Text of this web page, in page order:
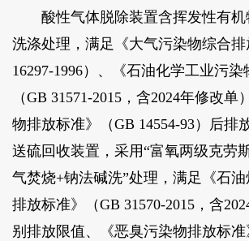
酸性气体脱除装置含挥发性有机
洗涤处理，满足《大气污染物综合
16297-1996）、《石油化学工业污染
（GB 31571-2015，含2024年修改单
物排放标准》（GB 14554-93）后排
送硫回收装置，采用“富氧两级克劳
气焚烧+钠法碱洗”处理，满足《石
排放标准》（GB 31570-2015，含
别排放限值、《恶臭污染物排放标准